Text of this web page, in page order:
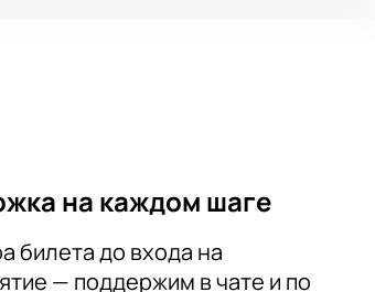
— выбирайте удобный способ
на главное спортивное мероприятие осени!
на каждом шаге
билета до входа на
— поддержим в чате и по